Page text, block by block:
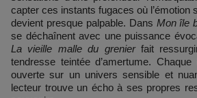
capter ces instants fugaces où l’émotion
devient presque palpable. Dans Mon île
se déchaînent avec une puissance
La vieille malle du grenierfait
tendresse teintée d’amertume.
ouverte sur un univers sensible et
lecteur trouve un écho à ses propres